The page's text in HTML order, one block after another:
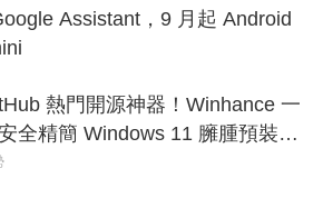
Assistant，9 月起 Android
熱門開源神器！Winhance 一
全精簡 Windows 11 臃腫預裝軟
後台追蹤